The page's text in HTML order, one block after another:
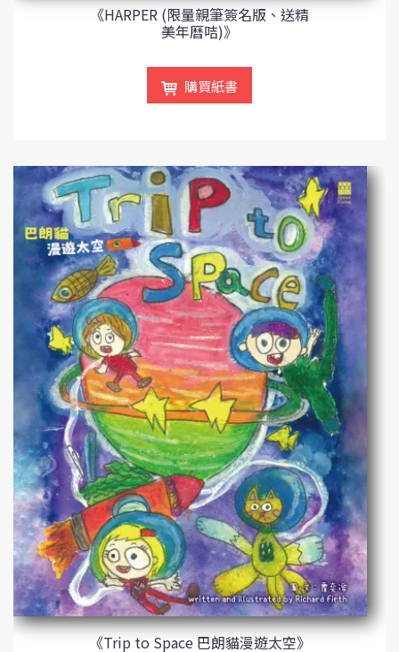
《HARPER (限量親筆簽名版、送精
美年曆咭)》
購買紙書
《Trip to Space 巴朗貓漫遊太空》